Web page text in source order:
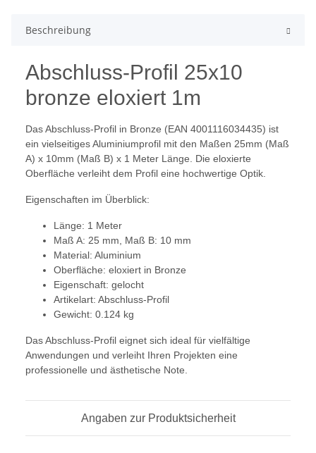
Beschreibung
Abschluss-Profil 25x10
bronze eloxiert 1m
Das Abschluss-Profil in Bronze (EAN 4001116034435) ist
ein vielseitiges Aluminiumprofil mit den Maßen 25mm (Maß
A) x 10mm (Maß B) x 1 Meter Länge. Die eloxierte
Oberfläche verleiht dem Profil eine hochwertige Optik.
Eigenschaften im Überblick:
Länge: 1 Meter
Maß A: 25 mm, Maß B: 10 mm
Material: Aluminium
Oberfläche: eloxiert in Bronze
Eigenschaft: gelocht
Artikelart: Abschluss-Profil
Gewicht: 0.124 kg
Das Abschluss-Profil eignet sich ideal für vielfältige
Anwendungen und verleiht Ihren Projekten eine
professionelle und ästhetische Note.
Angaben zur Produktsicherheit